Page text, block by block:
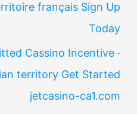
français Sign Up
Today
Cassino Incentive ·
territory Get Started
jetcasino-ca1.com